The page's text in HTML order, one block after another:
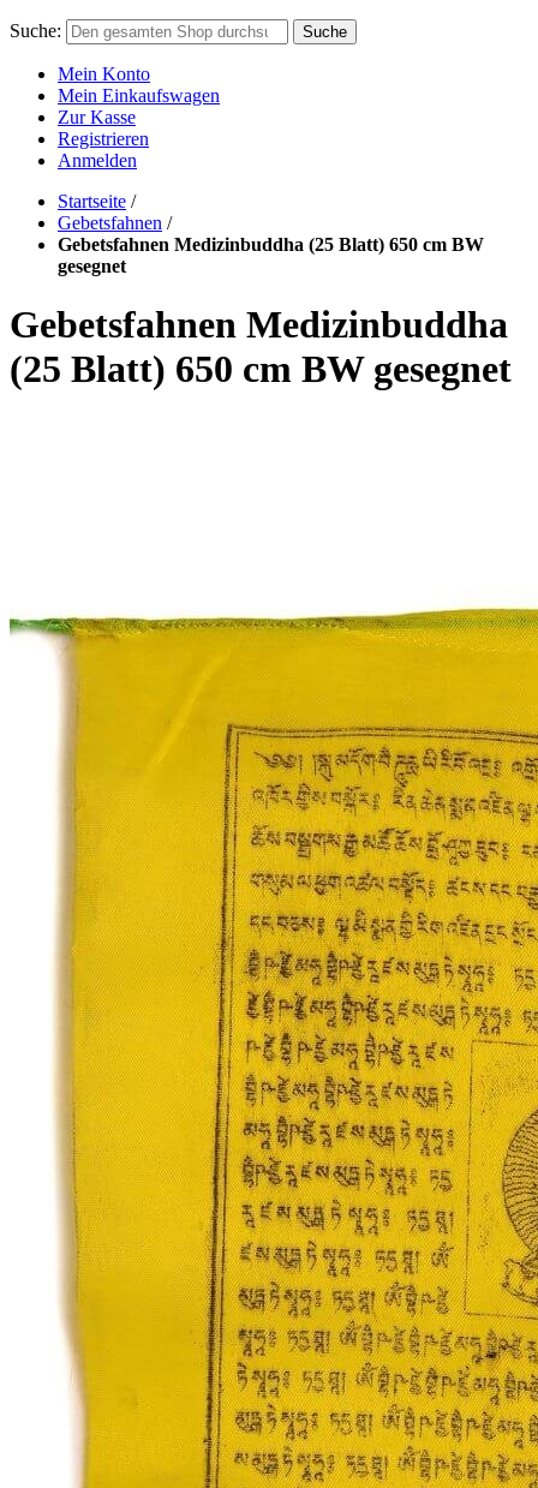
Suche: Suche
Mein Konto
Mein Einkaufswagen
Zur Kasse
Registrieren
Anmelden
Startseite /
Gebetsfahnen /
Gebetsfahnen Medizinbuddha (25 Blatt) 650 cm BW
gesegnet
Gebetsfahnen Medizinbuddha
(25 Blatt) 650 cm BW gesegnet